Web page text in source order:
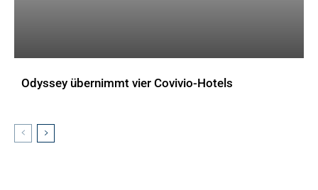
Odyssey übernimmt vier Covivio-Hotels